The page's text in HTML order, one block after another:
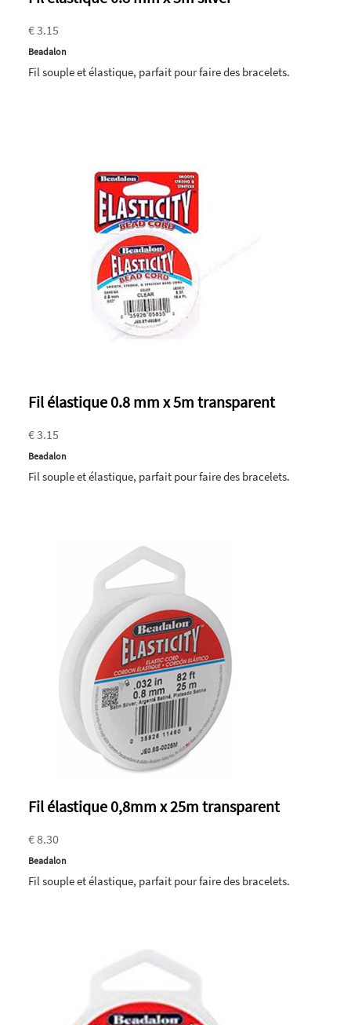
€ 3.15
Beadalon
Fil souple et élastique, parfait pour faire des bracelets.
Fil élastique 0.8 mm x 5m transparent
€ 3.15
Beadalon
Fil souple et élastique, parfait pour faire des bracelets.
Fil élastique 0,8mm x 25m transparent
€ 8.30
Beadalon
Fil souple et élastique, parfait pour faire des bracelets.